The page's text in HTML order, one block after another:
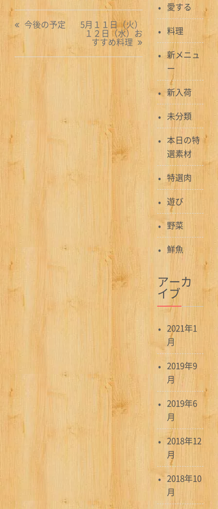
投
稿
ナ
ン
今後の予定 5月１１日（火）
１２日（水）お
すすめ料理
愛する
料理
新メニュ
ー
新入荷
未分類
本日の特
選素材
特選肉
遊び
野菜
鮮魚
アーカ
イブ
2021年1
月
2019年9
月
2019年6
月
2018年12
月
2018年10
月